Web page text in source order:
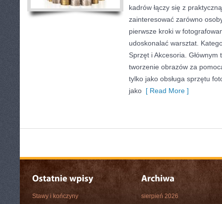
kadrów łączy się z
zainteresować zarówno
pierwsze kroki w
udoskonalać warsztat.
Sprzęt i Akcesoria.
tworzenie obrazów za
tylko jako obsługa sprzętu
jako [ Read More ]
Stawy i kończyny
sierpień 2026